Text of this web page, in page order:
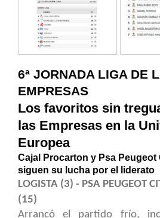
6ª JORNADA LIGA DE
EMPRESAS
Los favoritos sin
las Empresas en la
Europea
Cajal Procarton y Psa Peugeot
siguen su lucha por el liderato
LOGISTA (3) - PSA PEUGEOT
(15)
Arrancó el partido frío,